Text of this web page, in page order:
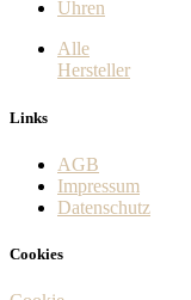
Uhren
Alle
Hersteller
Links
AGB
Impressum
Datenschutz
Cookies